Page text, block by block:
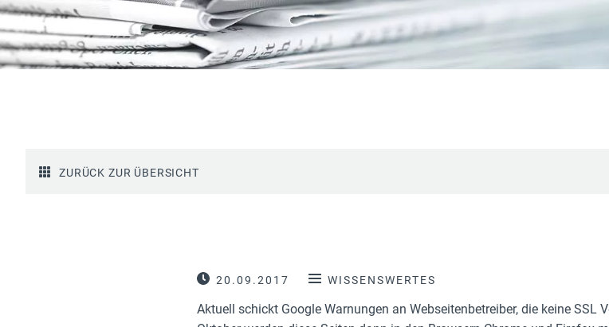
ZURÜCK ZUR ÜBERSICHT
20.09.2017 WISSENSWERTES
Aktuell schickt Google Warnungen an Webseitenbetreiber, die keine SSL